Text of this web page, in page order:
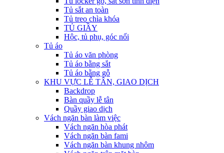
Tủ sắt an toàn
Tủ treo chìa khóa
TỦ GIẦY
Hộc, tủ phụ, góc nối
Tủ áo
Tủ áo văn phòng
Tủ áo bằng sắt
Tủ áo bằng gỗ
KHU VỰC LỄ TÂN, GIAO DỊCH
Backdrop
Bàn quầy lễ tân
Quầy giao dịch
Vách ngăn bàn làm việc
Vách ngăn hòa phát
Vách ngăn bàn fami
Vách ngăn bàn khung nhôm